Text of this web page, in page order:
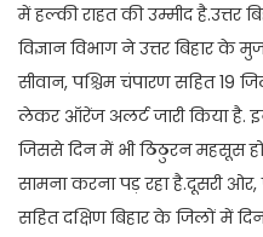
में हल्की राहत की उम्मीद है.उत्तर
विज्ञान विभाग ने उत्तर बिहार के
सीवान, पश्चिम चंपारण सहित 19
लेकर ऑरेंज अलर्ट जारी किया है.
जिससे दिन में भी ठिठुरन महसूस
सामना करना पड़ रहा है.दूसरी
सहित दक्षिण बिहार के जिलों